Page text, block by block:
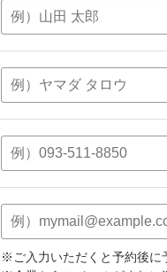
※ご入力いただくと予約後に